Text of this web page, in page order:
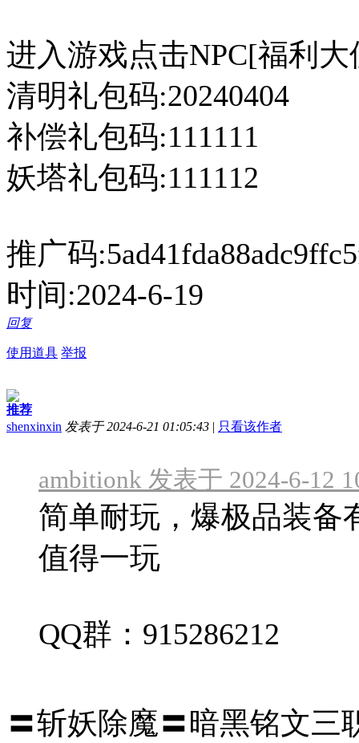
进入游戏点击NPC[福利
清明礼包码:20240404
补偿礼包码:111111
妖塔礼包码:111112
推广码
时间:2024-6-19
回复
使用道具 举报
推荐
shenxinxin 发表于 2024-6-21 01:05:43 | 只看该作者
ambitionk 发表于 2024-6-12
简单耐玩，爆极品装备
值得一玩
QQ群：915286212
〓斩妖除魔〓暗黑铭文